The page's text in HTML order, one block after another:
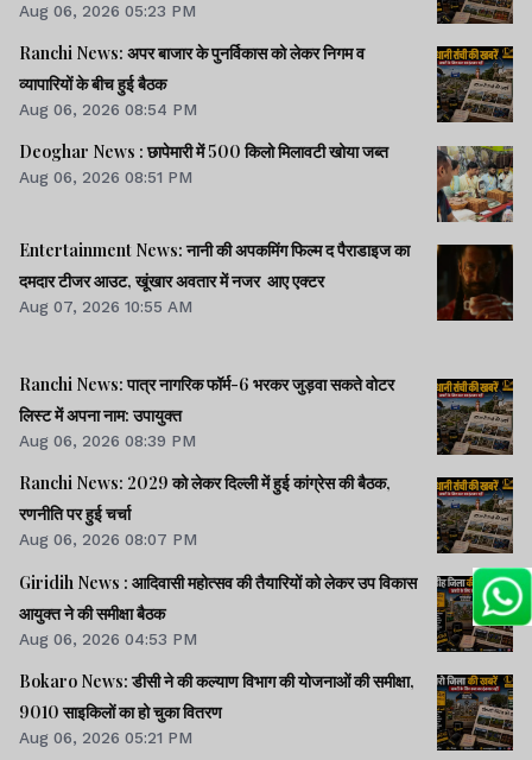
Aug 06, 2026 05:23 PM
Ranchi News: अपर बाजार के पुनर्विकास को लेकर निगम व
व्यापारियों के बीच हुई बैठक
Aug 06, 2026 08:54 PM
Deoghar News : छापेमारी में 500 किलो मिलावटी खोया जब्त
Aug 06, 2026 08:51 PM
Entertainment News: नानी की अपकमिंग फिल्म द पैराडाइज का
दमदार टीजर आउट, खूंखार अवतार में नजर आए एक्टर
Aug 07, 2026 10:55 AM
Ranchi News: पात्र नागरिक फॉर्म-6 भरकर जुड़वा सकते वोटर
लिस्ट में अपना नाम: उपायुक्त
Aug 06, 2026 08:39 PM
Ranchi News: 2029 को लेकर दिल्ली में हुई कांग्रेस की बैठक,
रणनीति पर हुई चर्चा
Aug 06, 2026 08:07 PM
Giridih News : आदिवासी महोत्सव की तैयारियों को लेकर उप विकास
आयुक्त ने की समीक्षा बैठक
Aug 06, 2026 04:53 PM
Bokaro News: डीसी ने की कल्याण विभाग की योजनाओं की समीक्षा,
9010 साइकिलों का हो चुका वितरण
Aug 06, 2026 05:21 PM